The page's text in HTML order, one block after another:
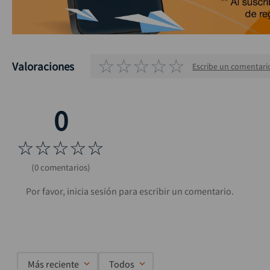
Valoraciones ☆☆☆☆☆ Escribe un
☆☆☆☆☆
(0 comentarios)
Más reciente Todos